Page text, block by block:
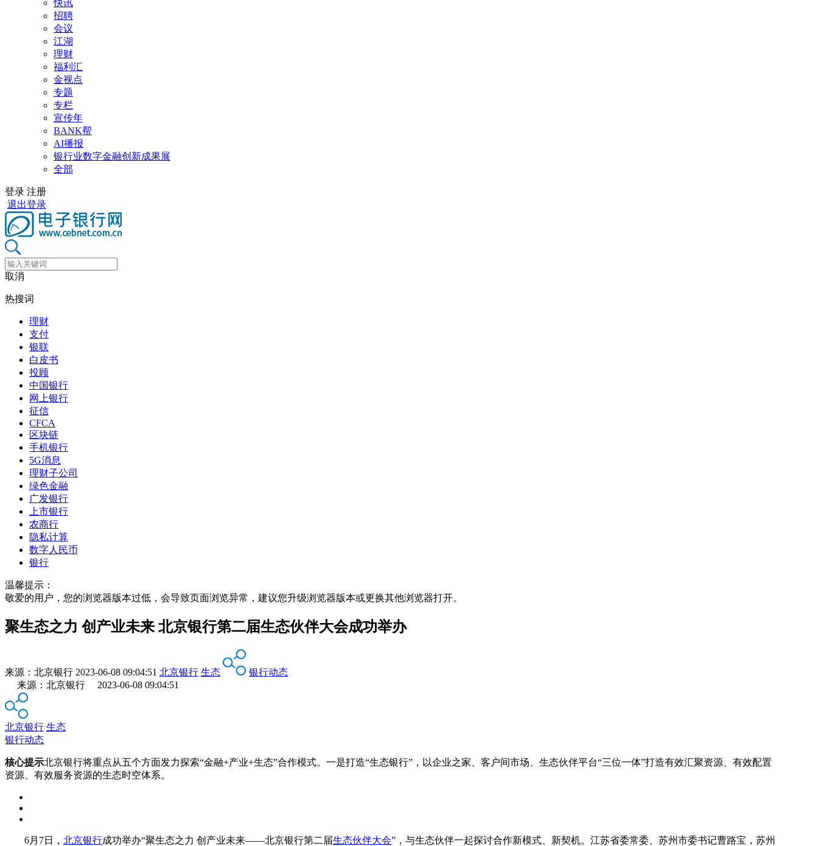
快讯
招聘
会议
江湖
理财
福利汇
金视点
专题
专栏
宣传年
BANK帮
AI播报
银行业数字金融创新成果展
全部
登录 注册
退出登录
取消
热搜词
理财
支付
银联
白皮书
投顾
中国银行
网上银行
征信
CFCA
区块链
手机银行
5G消息
理财子公司
绿色金融
广发银行
上市银行
农商行
隐私计算
数字人民币
银行
温馨提示：
敬爱的用户，您的浏览器版本过低，会导致页面浏览异常，建议您升级浏览器版本或更换其他浏览器打开。
聚生态之力 创产业未来 北京银行第二届生态伙伴大会成功举办
来源： 北京银行 2023-06-08 09:04:51 北京银行 生态
银行动态
来源：北京银行 2023-06-08 09:04:51
北京银行 生态
银行动态
核心提示北京银行将重点从五个方面发力探索“金融+产业+生态”合作模式。一是打造“生态银行”，以企业之家、客户间市场、生态伙伴平台“三位一体”打造有效汇聚资源、有效配置
资源、有效服务资源的生态时空体系。
6月7日， 北京银行成功举办“聚生态之力 创产业未来——北京银行第二届生态伙伴大会”，与生态伙伴一起探讨合作新模式、新契机。江苏省委常委、苏州市委书记曹路宝，苏州